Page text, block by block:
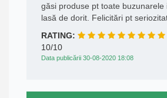
găsi produse pt toate buzunarele
lasă de dorit. Felicitări pt
RATING:
10/10
Data publicării 30-08-2020 18:08